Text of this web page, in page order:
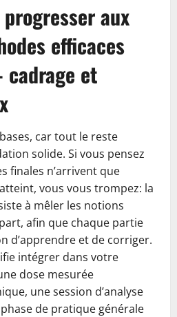
aux
efficaces
et
car tout le reste
solide. Si vous pensez
finales n’arrivent que
vous vous trompez: la
à mêler les notions
afin que chaque partie
d’apprendre et de corriger.
intégrer dans votre
dose mesurée
une session d’analyse
de pratique générale